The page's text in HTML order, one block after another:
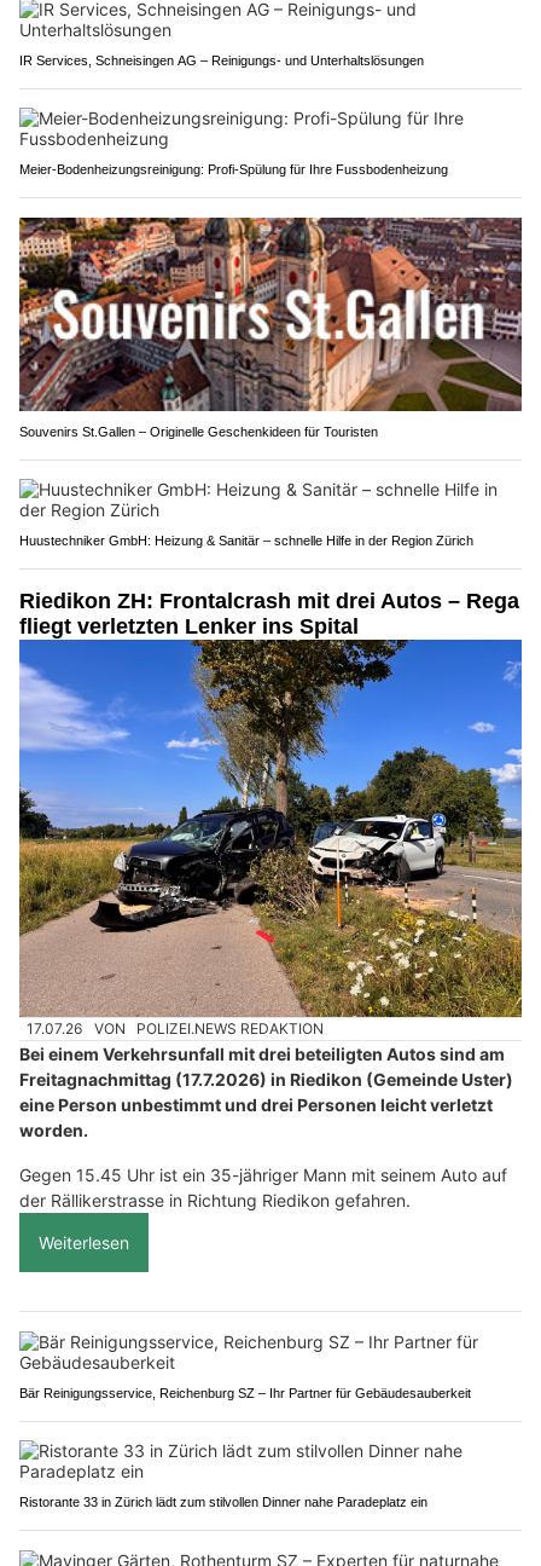
IR Services, Schneisingen AG – Reinigungs- und Unterhaltslösungen
Meier-Bodenheizungsreinigung: Profi-Spülung für Ihre Fussbodenheizung
Souvenirs St.Gallen – Originelle Geschenkideen für Touristen
Huustechniker GmbH: Heizung & Sanitär – schnelle Hilfe in der Region Zürich
Riedikon ZH: Frontalcrash mit drei Autos – Rega
fliegt verletzten Lenker ins Spital
17.07.26 VON POLIZEI.NEWS REDAKTION
Bei einem Verkehrsunfall mit drei beteiligten Autos sind am
Freitagnachmittag (17.7.2026) in Riedikon (Gemeinde Uster)
eine Person unbestimmt und drei Personen leicht verletzt
worden.
Gegen 15.45 Uhr ist ein 35-jähriger Mann mit seinem Auto auf
der Rällikerstrasse in Richtung Riedikon gefahren.
Weiterlesen
Bär Reinigungsservice, Reichenburg SZ – Ihr Partner für Gebäudesauberkeit
Ristorante 33 in Zürich lädt zum stilvollen Dinner nahe Paradeplatz ein